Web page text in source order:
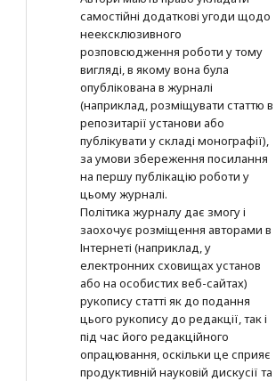
самостійні додаткові угоди щодо
неексклюзивного
розповсюдження роботи у тому
вигляді, в якому вона була
опублікована в журналі
(наприклад, розміщувати статтю в
репозитарії установи або
публікувати у складі монографії),
за умови збереження посилання
на першу публікацію роботи у
цьому журналі.
Політика журналу дає змогу і
заохочує розміщення авторами в
Інтернеті (наприклад, у
електронних сховищах установ
або на особистих веб-сайтах)
рукопису статті як до подання
цього рукопису до редакції, так і
під час його редакційного
опрацювання, оскільки це сприяє
продуктивній науковій дискусії та